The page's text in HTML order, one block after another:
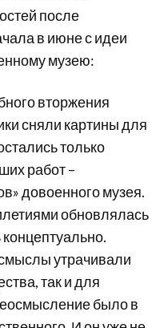
после
в июне с идеи
музею:
вторжения
сняли картины для
только
работ –
довоенного музея.
обновлялась
утрачивали
так и для
было в